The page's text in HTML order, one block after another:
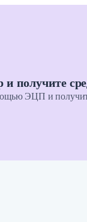
и получите
ЭЦП и